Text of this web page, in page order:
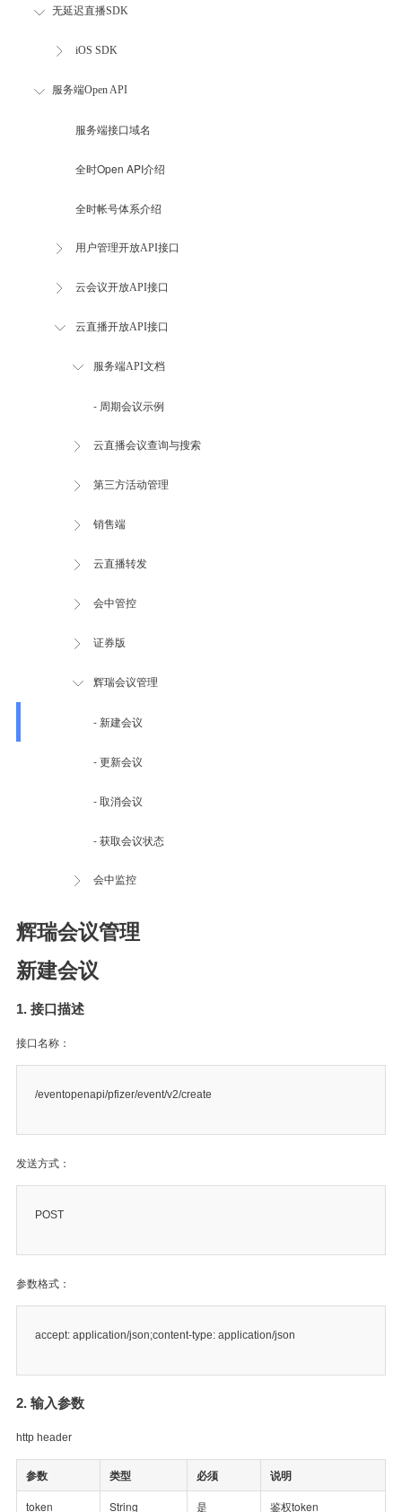
无延迟直播SDK
iOS SDK
服务端Open API
服务端接口域名
全时Open API介绍
全时帐号体系介绍
用户管理开放API接口
云会议开放API接口
云直播开放API接口
服务端API文档
- 周期会议示例
云直播会议查询与搜索
第三方活动管理
销售端
云直播转发
会中管控
证券版
辉瑞会议管理
- 新建会议
- 更新会议
- 取消会议
- 获取会议状态
会中监控
辉瑞会议管理
新建会议
1. 接口描述
接口名称：
/eventopenapi/pfizer/event/v2/create
发送方式：
POST
参数格式：
accept: application/json;content-type: application/json
2. 输入参数
http header
参数 类型 必须 说明
token String 是 鉴权token